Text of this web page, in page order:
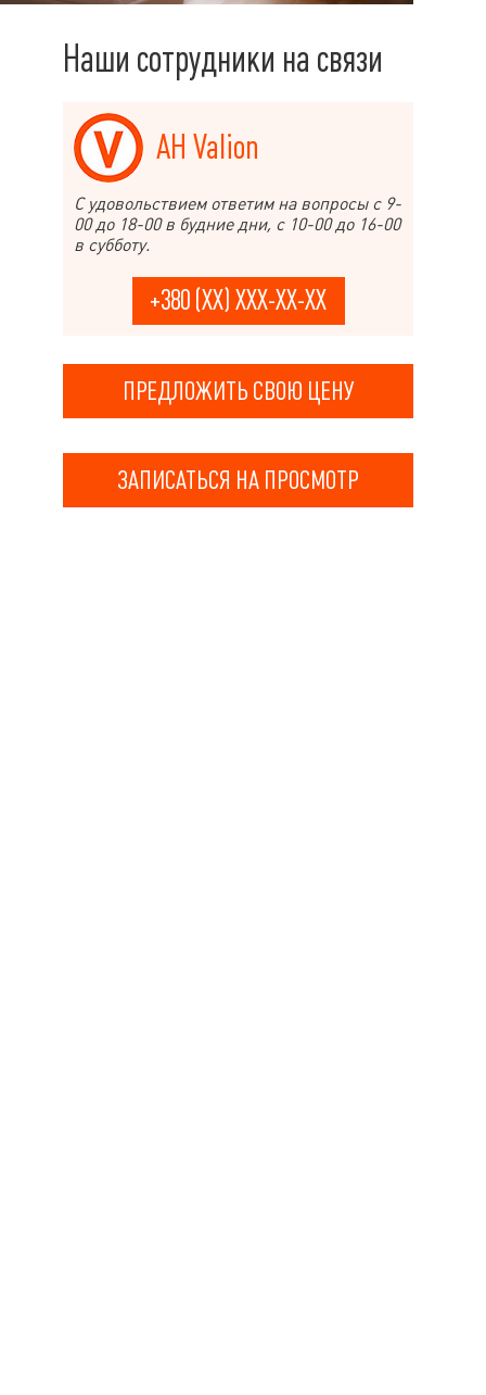
Наши сотрудники на связи
АН Valion
С удовольствием ответим на вопросы с 9-
00 до 18-00 в будние дни, с 10-00 до 16-00
в субботу.
+380 (XX) XXX-XX-XX
ПРЕДЛОЖИТЬ СВОЮ ЦЕНУ
ЗАПИСАТЬСЯ НА ПРОСМОТР